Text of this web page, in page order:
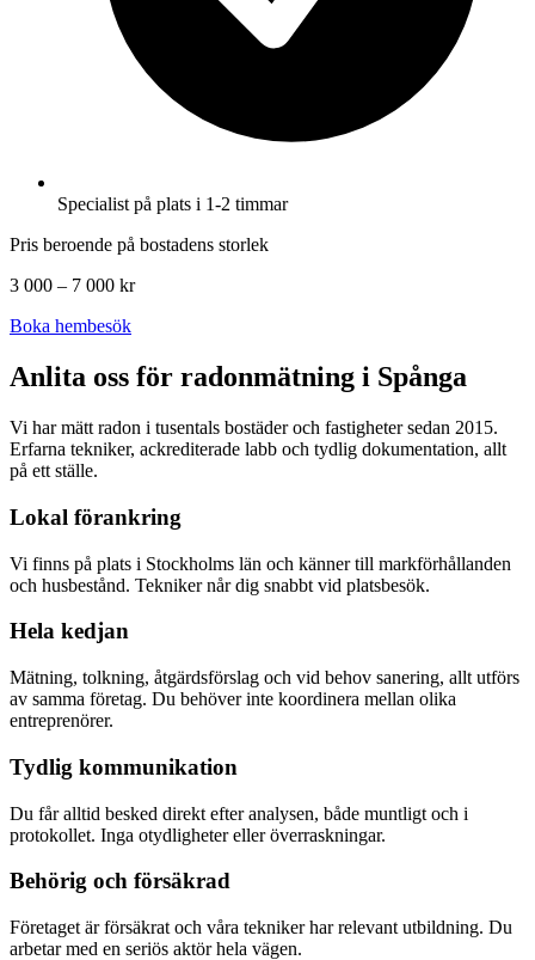
Specialist på plats i 1-2 timmar
Pris beroende på bostadens storlek
3 000 – 7 000 kr
Boka hembesök
Anlita oss för radonmätning i Spånga
Vi har mätt radon i tusentals bostäder och fastigheter sedan 2015.
Erfarna tekniker, ackrediterade labb och tydlig dokumentation, allt
på ett ställe.
Lokal förankring
Vi finns på plats i Stockholms län och känner till markförhållanden
och husbestånd. Tekniker når dig snabbt vid platsbesök.
Hela kedjan
Mätning, tolkning, åtgärdsförslag och vid behov sanering, allt utförs
av samma företag. Du behöver inte koordinera mellan olika
entreprenörer.
Tydlig kommunikation
Du får alltid besked direkt efter analysen, både muntligt och i
protokollet. Inga otydligheter eller överraskningar.
Behörig och försäkrad
Företaget är försäkrat och våra tekniker har relevant utbildning. Du
arbetar med en seriös aktör hela vägen.